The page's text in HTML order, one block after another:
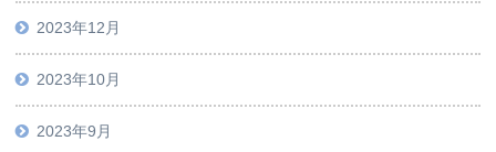
2023年12月
2023年10月
2023年9月